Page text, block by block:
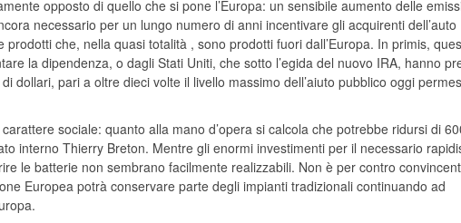
opposto di quello che si pone l’Europa: un sensibile aumento delle
necessario per un lungo numero di anni incentivare gli acquirenti dell’auto
che, nella quasi totalità , sono prodotti fuori dall’Europa. In primis,
la dipendenza, o dagli Stati Uniti, che sotto l’egida del nuovo IRA, hanno
dollari, pari a oltre dieci volte il livello massimo dell’aiuto pubblico oggi
sociale: quanto alla mano d’opera si calcola che potrebbe ridursi di
interno Thierry Breton. Mentre gli enormi investimenti per il necessario
le batterie non sembrano facilmente realizzabili. Non è per contro
Europea potrà conservare parte degli impianti tradizionali continuando ad